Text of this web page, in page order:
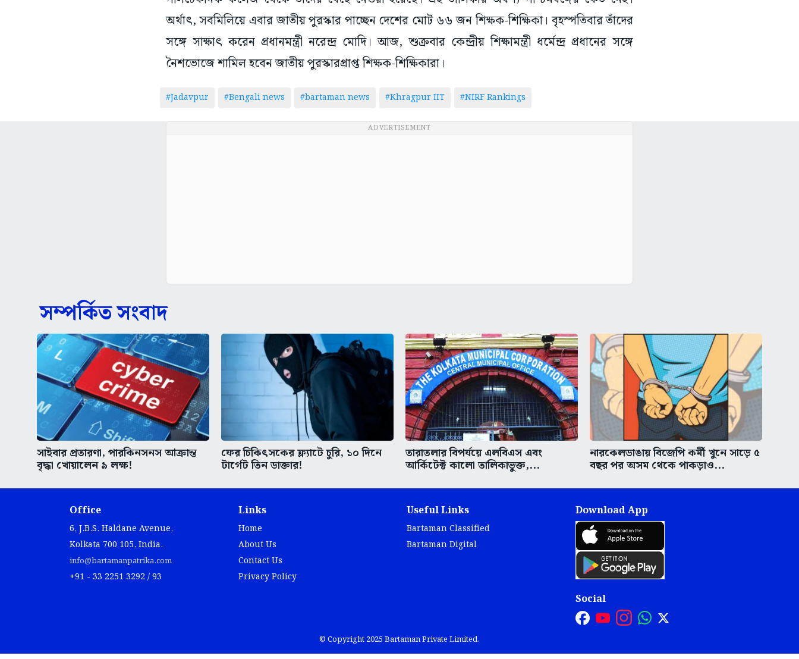
অর্থাৎ, সবমিলিয়ে এবার জাতীয় পুরস্কার পাচ্ছেন দেশের মোট ৬৬ জন শিক্ষক-শিক্ষিকা। বৃহস্পতিবার তাঁদের
সঙ্গে সাক্ষাৎ করেন প্রধানমন্ত্রী নরেন্দ্র মোদি। আজ, শুক্রবার কেন্দ্রীয় শিক্ষামন্ত্রী ধর্মেন্দ্র প্রধানের সঙ্গে
নৈশভোজে শামিল হবেন জাতীয় পুরস্কারপ্রাপ্ত শিক্ষক-শিক্ষিকারা।
#Jadavpur #Bengali news #bartaman news #Khragpur IIT #NIRF Rankings
ADVERTISEMENT
সম্পর্কিত সংবাদ
সাইবার প্রতারণা, পারকিনসনস আক্রান্ত
বৃদ্ধা খোয়ালেন ৯ লক্ষ!
ফের চিকিৎসকের ফ্ল্যাটে চুরি, ১০ দিনে
টার্গেট তিন ডাক্তার!
তারাতলার বিপর্যয়ে এলবিএস এবং
আর্কিটেক্ট কালো তালিকাভুক্ত,...
নারকেলডাঙায় বিজেপি কর্মী খুনে সাড়ে ৫
বছর পর অসম থেকে পাকড়াও...
Office
6, J.B.S. Haldane Avenue,
Kolkata 700 105, India.
info@bartamanpatrika.com
+91 - 33 2251 3292 / 93
Links
Home
About Us
Contact Us
Privacy Policy
Useful Links
Bartaman Classified
Bartaman Digital
Download App
Social
© Copyright 2025 Bartaman Private Limited.